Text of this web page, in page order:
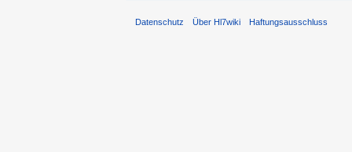
Datenschutz Über Hl7wiki Haftungsausschluss